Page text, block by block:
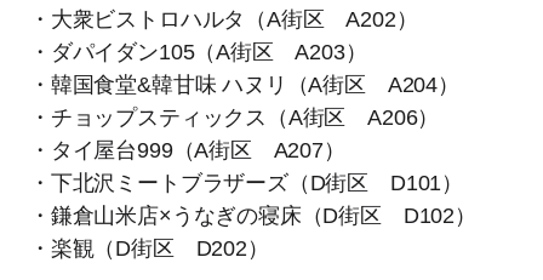
・大衆ビストロハルタ（A街区 A202）
・ダパイダン105（A街区 A203）
・韓国食堂&韓甘味 ハヌリ（A街区 A204）
・チョップスティックス（A街区 A206）
・タイ屋台999（A街区 A207）
・下北沢ミートブラザーズ（D街区 D101）
・鎌倉山米店×うなぎの寝床（D街区 D102）
・楽観（D街区 D202）